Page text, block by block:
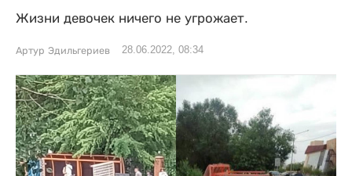
Жизни девочек ничего не угрожает.
Артур Эдильгериев 28.06.2022, 08:34